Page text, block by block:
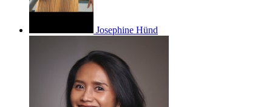
Josephine Hünd